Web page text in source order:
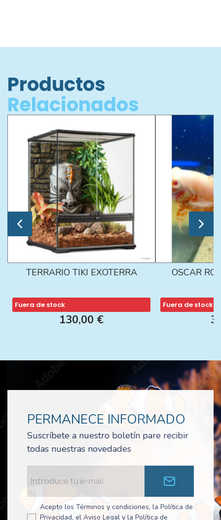
Productos
Relacionados
TERRARIO TIKI EXOTERRA
Fuera de stock
130,00 €
OSCAR
Fuera de stock
PERMANECE INFORMADO
Suscríbete a nuestro boletín pare recibir
todas nuestras novedades
Acepto los Términos y condiciones, la Política de
Privacidad, el Aviso Legal y la Política de